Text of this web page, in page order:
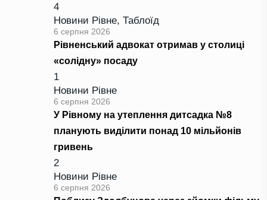
4
Новини Рівне, Таблоїд
6 серпня 2026
Рівненський адвокат отримав у столиці
«солідну» посаду
1
Новини Рівне
6 серпня 2026
У Рівному на утеплення дитсадка №8
планують виділити понад 10 мільйонів
гривень
2
Новини Рівне
6 серпня 2026